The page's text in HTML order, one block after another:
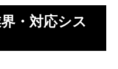
・対応シス